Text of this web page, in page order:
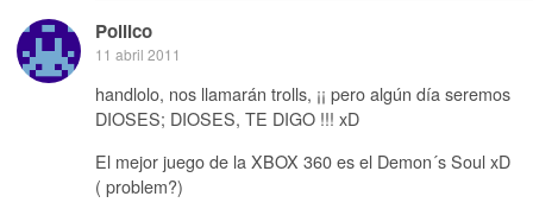
Pollico
11 abril 2011
handlolo, nos llamarán trolls, ¡¡ pero algún día seremos
DIOSES; DIOSES, TE DIGO !!! xD
El mejor juego de la XBOX 360 es el Demon´s Soul xD
( problem?)